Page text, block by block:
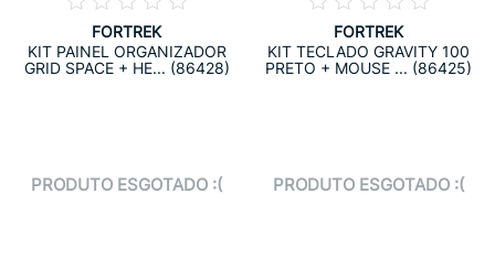
FORTREK
KIT PAINEL ORGANIZADOR
GRID SPACE + HE... (86428)
PRODUTO ESGOTADO :(
FORTREK
KIT TECLADO GRAVITY 100
PRETO + MOUSE ... (86425)
PRODUTO ESGOTADO :(